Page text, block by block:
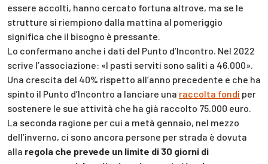
essere accolti, hanno cercato fortuna altrove, ma se le
strutture si riempiono dalla mattina al pomeriggio
significa che il bisogno è pressante.
Lo confermano anche i dati del Punto d’Incontro. Nel 2022
scrive l’associazione: «I pasti serviti sono saliti a 46.000».
Una crescita del 40% rispetto all’anno precedente e che ha
spinto il Punto d’Incontro a lanciare una raccolta fondi per
sostenere le sue attività che ha già raccolto 75.000 euro.
La seconda ragione per cui a metà gennaio, nel mezzo
dell’inverno, ci sono ancora persone per strada è dovuta
alla regola che prevede un limite di 30 giorni di